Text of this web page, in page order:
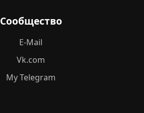
Сообщество
E-Mail
Vk.com
My Telegram